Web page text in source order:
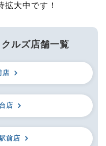
拡大中です！
ルズ店舗一覧
店
店
前店